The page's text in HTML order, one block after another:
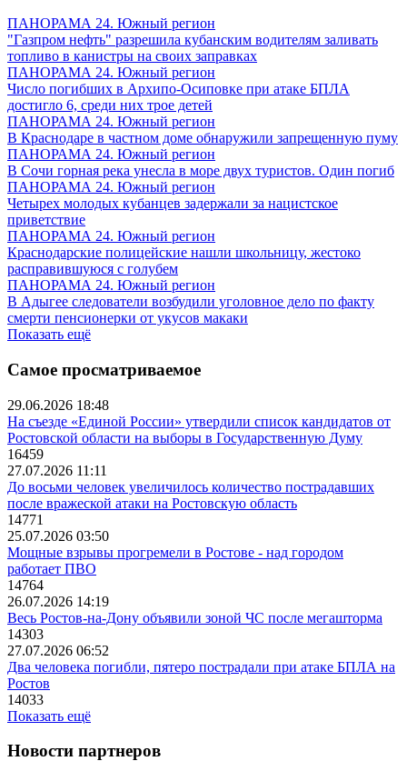
ПАНОРАМА 24. Южный регион
"Газпром нефть" разрешила кубанским водителям заливать
топливо в канистры на своих заправках
ПАНОРАМА 24. Южный регион
Число погибших в Архипо-Осиповке при атаке БПЛА
достигло 6, среди них трое детей
ПАНОРАМА 24. Южный регион
В Краснодаре в частном доме обнаружили запрещенную пуму
ПАНОРАМА 24. Южный регион
В Сочи горная река унесла в море двух туристов. Один погиб
ПАНОРАМА 24. Южный регион
Четырех молодых кубанцев задержали за нацистское
приветствие
ПАНОРАМА 24. Южный регион
Краснодарские полицейские нашли школьницу, жестоко
расправившуюся с голубем
ПАНОРАМА 24. Южный регион
В Адыгее следователи возбудили уголовное дело по факту
смерти пенсионерки от укусов макаки
Показать ещё
Самое просматриваемое
29.06.2026 18:48
На съезде «Единой России» утвердили список кандидатов от
Ростовской области на выборы в Государственную Думу
16459
27.07.2026 11:11
До восьми человек увеличилось количество пострадавших
после вражеской атаки на Ростовскую область
14771
25.07.2026 03:50
Мощные взрывы прогремели в Ростове - над городом
работает ПВО
14764
26.07.2026 14:19
Весь Ростов-на-Дону объявили зоной ЧС после мегашторма
14303
27.07.2026 06:52
Два человека погибли, пятеро пострадали при атаке БПЛА на
Ростов
14033
Показать ещё
Новости партнеров